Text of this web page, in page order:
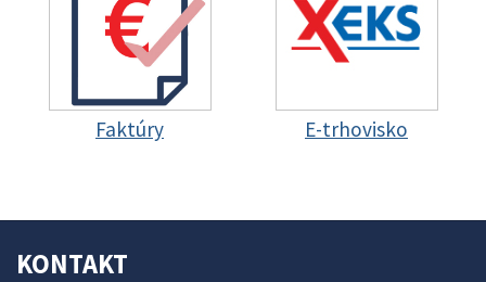
Faktúry E-trhovisko
KONTAKT